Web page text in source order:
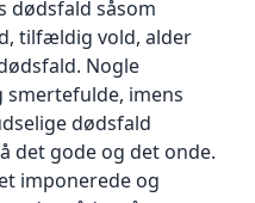
dødsfald såsom
tilfældig vold, alder
Nogle
imens
dødsfald
det gode og det onde.
imponerede og
måder:
VISA Electron,
eller Klarna.
Pay eller Klarna,
Instagram,
og Youtube, hvis
cookies.
er dit
til at virke.
teknologi
at indsamle og
for at forstå og
indsamle data om